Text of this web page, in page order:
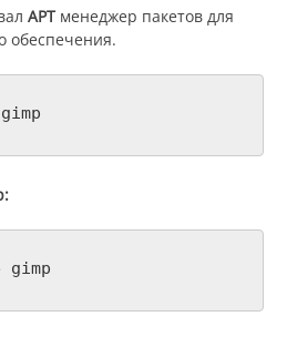
APT менеджер пакетов для
обеспечения.
gimp